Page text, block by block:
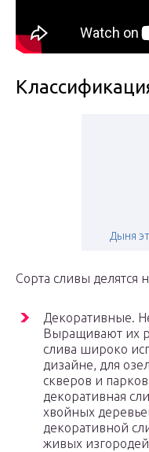
Дыня
Сорта сливы делятся
Декоративные.
Выращивают их
слива широко
дизайне, для
скверов и
декоративная
хвойных
декоративной
живых